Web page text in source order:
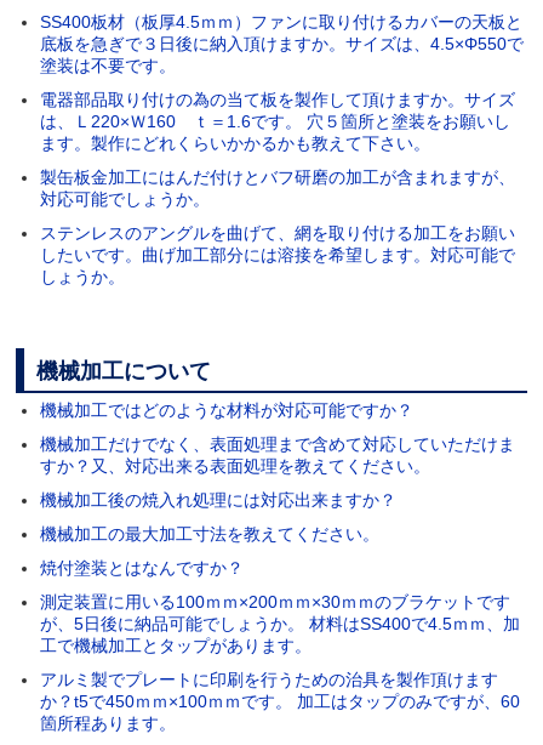
SS400板材（板厚4.5ｍｍ）ファンに取り付けるカバーの天板と
底板を急ぎで３日後に納入頂けますか。サイズは、4.5×Φ550で
塗装は不要です。
電器部品取り付けの為の当て板を製作して頂けますか。サイズ
は、Ｌ220×Ｗ160 ｔ＝1.6です。 穴５箇所と塗装をお願いし
ます。製作にどれくらいかかるかも教えて下さい。
製缶板金加工にはんだ付けとバフ研磨の加工が含まれますが、
対応可能でしょうか。
ステンレスのアングルを曲げて、網を取り付ける加工をお願い
したいです。曲げ加工部分には溶接を希望します。対応可能で
しょうか。
機械加工について
機械加工ではどのような材料が対応可能ですか？
機械加工だけでなく、表面処理まで含めて対応していただけま
すか？又、対応出来る表面処理を教えてください。
機械加工後の焼入れ処理には対応出来ますか？
機械加工の最大加工寸法を教えてください。
焼付塗装とはなんですか？
測定装置に用いる100ｍｍ×200ｍｍ×30ｍｍのブラケットです
が、5日後に納品可能でしょうか。 材料はSS400で4.5ｍｍ、加
工で機械加工とタップがあります。
アルミ製でプレートに印刷を行うための治具を製作頂けます
か？t5で450ｍｍ×100ｍｍです。 加工はタップのみですが、60
箇所程あります。